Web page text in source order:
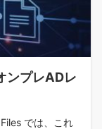
ンプレADレ
では、これ